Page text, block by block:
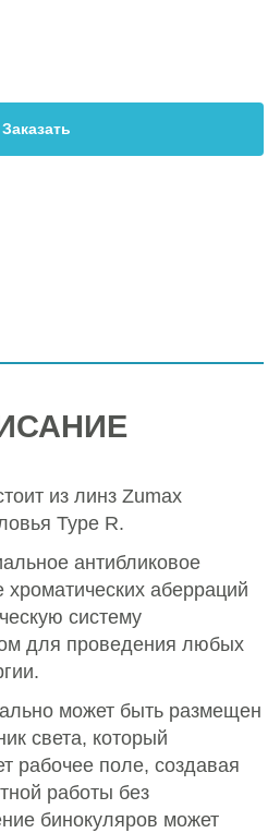
Заказать
из линз Zumax
Type R.
антибликовое
хроматических аберраций
систему
для проведения любых
может быть размещен
света, который
рабочее поле, создавая
работы без
бинокуляров может